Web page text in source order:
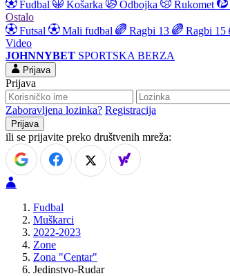
Fudbal
Košarka Odbojka Rukomet
Ostalo
Futsal
Mali fudbal Ragbi 13 Ragbi 15
Video
JOHNNYBET SPORTSKA BERZA
Prijava
Prijava
Zaboravljena lozinka? Registracija
ili se prijavite preko društvenih mreža:
Fudbal
Muškarci
2022-2023
Zone
Zona "Centar"
Jedinstvo-Rudar